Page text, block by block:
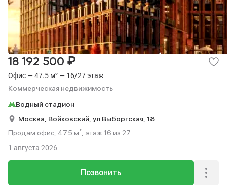
Офис — 47.5 м² — 16/27 этаж
Коммерческая недвижимость
18 192 500 ₽
Водный стадион
Москва, Войковский, ул Выборгская, 18
Продам офис, 47.5 м², этаж 16 из 27.
Позвонить
1 августа 2026